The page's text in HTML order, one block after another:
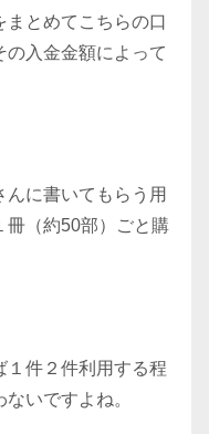
まとめてこちらの口
の入金金額によって
に書いてもらう用
冊（約50部）ごと購
１件２件利用する程
いですよね。